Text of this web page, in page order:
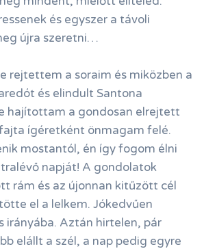
és egyszer a távoli
újra szeretni…
rejtettem a soraim és miközben a
és elindult Santona
hajítottam a gondosan elrejtett
ígéretként önmagam felé.
mostantól, én így fogom élni
napját! A gondolatok
rám és az újonnan kitűzött cél
el a lelkem. Jókedvűen
irányába. Aztán hirtelen, pár
elállt a szél, a nap pedig egyre